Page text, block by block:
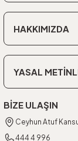
HAKKIMIZDA
YASAL
BİZE ULAŞIN
Ceyhun Atuf
444 4 996